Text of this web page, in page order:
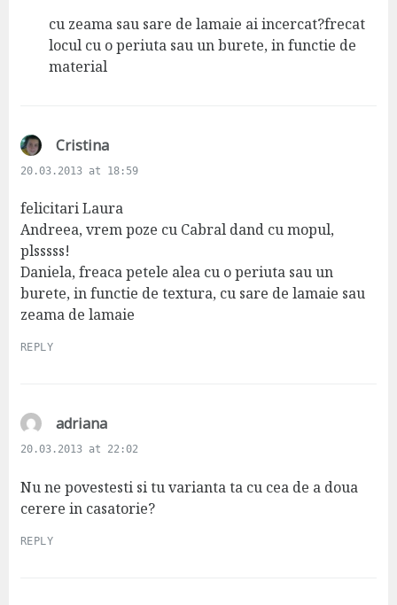
s
:
cu zeama sau sare de lamaie ai incercat?frecat
locul cu o periuta sau un burete, in functie de
material
Cristinas
a
s
:
20.03.2013 at 18:59
felicitari Laura
Andreea, vrem poze cu Cabral dand cu mopul,
plsssss!
Daniela, freaca petele alea cu o periuta sau un
burete, in functie de textura, cu sare de lamaie sau
zeama de lamaie
REPLY
adrianas
a
s
:
20.03.2013 at 22:02
Nu ne povestesti si tu varianta ta cu cea de a doua
cerere in casatorie?
REPLY